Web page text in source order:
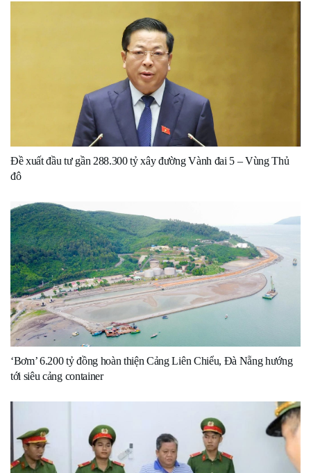
Đề xuất đầu tư gần 288.300 tỷ xây đường Vành đai 5 – Vùng Thủ
đô
‘Bơm’ 6.200 tỷ đồng hoàn thiện Cảng Liên Chiểu, Đà Nẵng hướng
tới siêu cảng container